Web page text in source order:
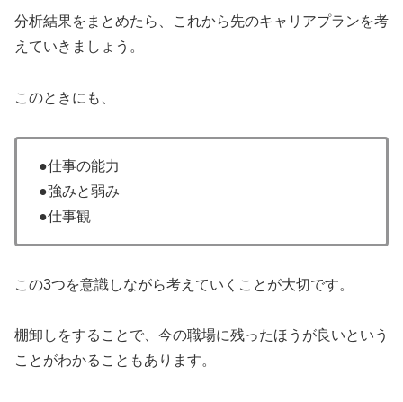
分析結果をまとめたら、これから先のキャリアプランを考
えていきましょう。
このときにも、
●仕事の能力
●強みと弱み
●仕事観
この3つを意識しながら考えていくことが大切です。
棚卸しをすることで、今の職場に残ったほうが良いという
ことがわかることもあります。